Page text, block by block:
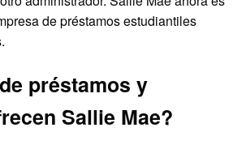
de préstamos estudiantiles
préstamos y
Sallie Mae?